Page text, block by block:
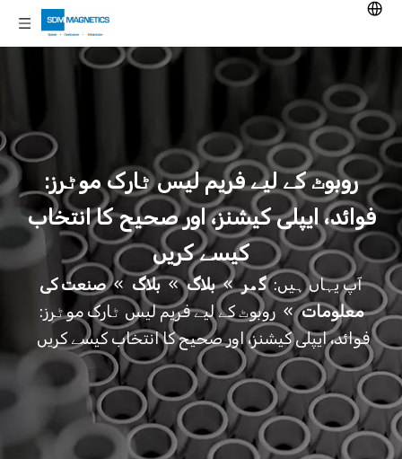
روبوٹ کے لیے فریم لیس ٹارک موٹرز:
فوائد، ایپلی کیشنز، اور صحیح کا انتخاب
کیسے کریں
آپ یہاں ہیں: گھر » بلاگ » بلاگ » صنعت کی
معلومات » روبوٹ کے لیے فریم لیس ٹارک موٹرز:
فوائد، ایپلی کیشنز، اور صحیح کا انتخاب کیسے کریں